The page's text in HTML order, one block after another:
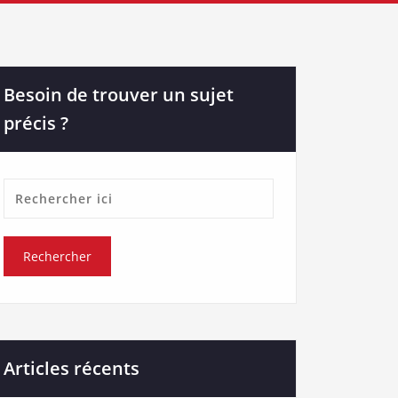
Besoin de trouver un sujet
précis ?
Articles récents